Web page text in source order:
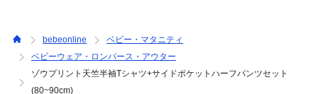
従来の80~90cmから、アイテムによって異なる80~100cmまで
のサイズ展開に変化。
デザインを取り入れます。
bebeonline
ベビー・マタニティ
ベビーウェア・ロンパース・アウター
ゾウプリント天竺半袖Tシャツ+サイドポケットハーフパンツセット
(80~90cm)